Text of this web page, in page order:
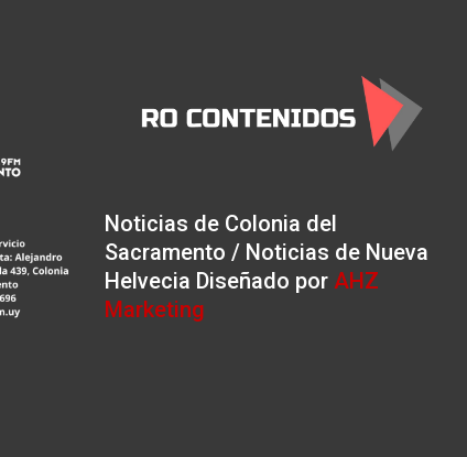
Noticias de Colonia del
Sacramento / Noticias de Nueva
Helvecia Diseñado por AHZ
Marketing